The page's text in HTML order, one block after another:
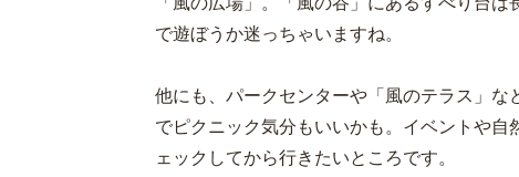
で遊ぼうか迷っちゃいますね。
他にも、パークセンターや「風のテラス」
でピクニック気分もいいかも。イベントや
ェックしてから行きたいところです。